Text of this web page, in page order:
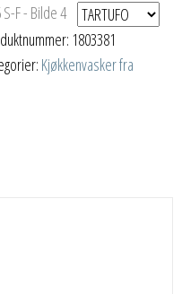
1803381
Kjøkkenvasker fra